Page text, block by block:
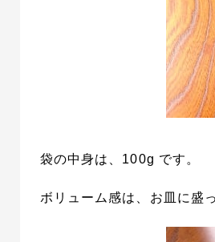
袋の中身は、100g です。
ボリューム感は、お皿に盛